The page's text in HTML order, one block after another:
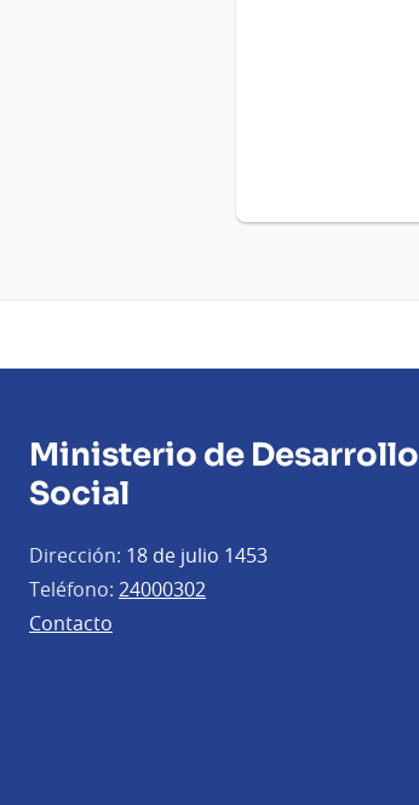
Ministerio de Desarrollo
Social
Dirección: 18 de julio 1453
Teléfono: 24000302
Contacto